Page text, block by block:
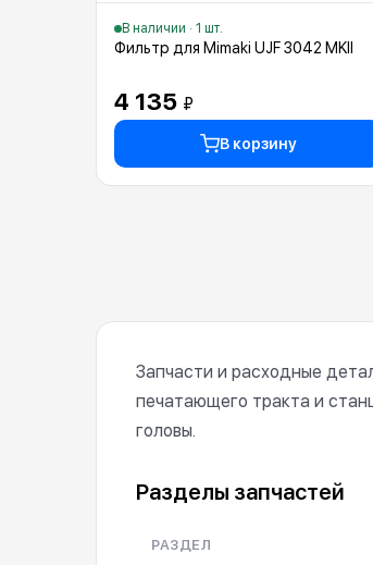
В наличии · 1 шт.
Фильтр для Mimaki UJF 3042 MKII
4 135 ₽
В корзину
Запчасти и расходные
печатающего тракта и
головы.
Разделы запчастей
РАЗДЕЛ